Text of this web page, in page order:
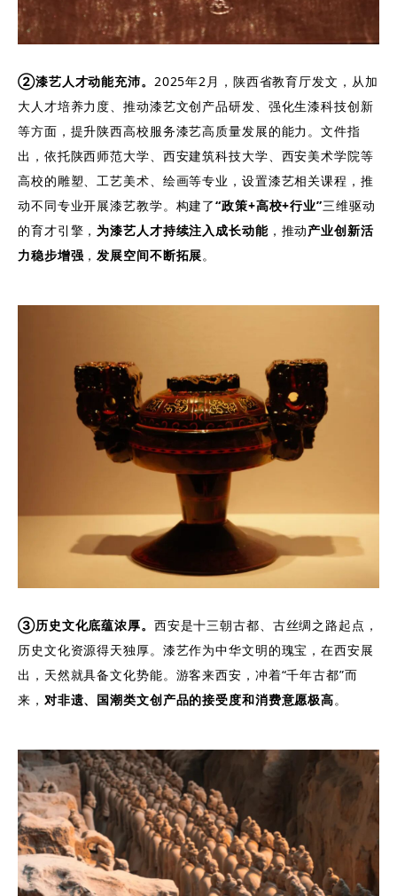
②漆艺人才动能充沛。 2025年2月，陕西省教育厅发文，从加
大人才培养力度、推动漆艺文创产品研发、强化生漆科技创新
等方面，提升陕西高校服务漆艺高质量发展的能力。文件指
出，依托陕西师范大学、西安建筑科技大学、西安美术学院等
高校的雕塑、工艺美术、绘画等专业，设置漆艺相关课程，推
动不同专业开展漆艺教学。构建了“政策+高校+行业”三维驱动
的育才引擎， 为漆艺人才持续注入成长动能，推动产业创新活
力稳步增强 ，发展空间不断拓展。
③历史文化底蕴浓厚。 西安是十三朝古都、古丝绸之路起点，
历史文化资源得天独厚。漆艺作为中华文明的瑰宝，在西安展
出，天然就具备文化势能。游客来西安，冲着“千年古都”而
来， 对非遗、国潮类文创产品的接受度和消费意愿极高。